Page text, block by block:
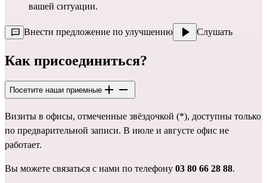
вашей ситуации.
Внести предложение по улучшению Слушать
Как присоединиться?
Посетите наши приемные
Визиты в офисы, отмеченные звёздочкой (*), доступны только
по предварительной записи. В июле и августе офис не
работает.
Вы можете связаться с нами по телефону 03 80 66 28 88.